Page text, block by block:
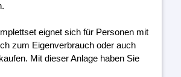
eignet sich für Personen mit
zum Eigenverbrauch oder auch
Mit dieser Anlage haben Sie